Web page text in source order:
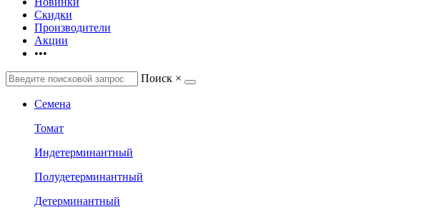
Скидки
Производители
Акции
•••
Поиск ×
Семена
Томат
Индетерминантный
Полудетерминантный
Детерминантный